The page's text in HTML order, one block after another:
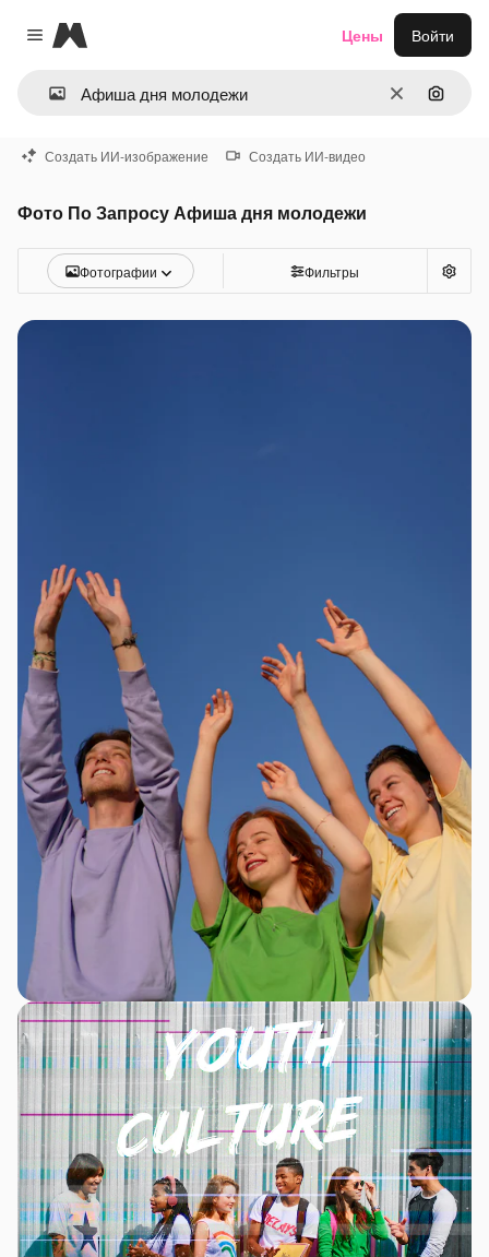
Close menu
Magnific
ОчиститьПоиск
Цены Войти
Создать ИИ-изображение Создать ИИ-видео
Фото По Запросу Афиша дня молодежи
Фотографии Фильтры